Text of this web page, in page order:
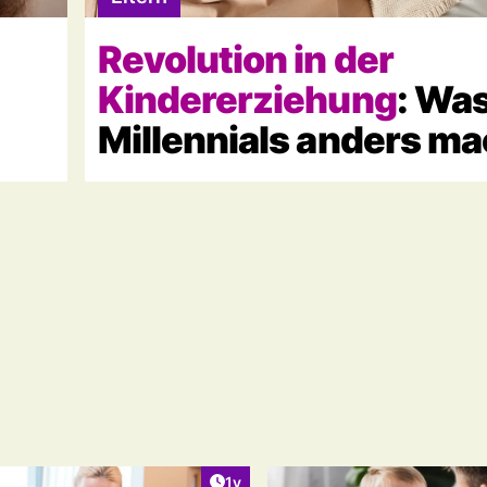
Revolution in der
Kindererziehung:
Millennials anders
Artikel veröffentlicht:
1y